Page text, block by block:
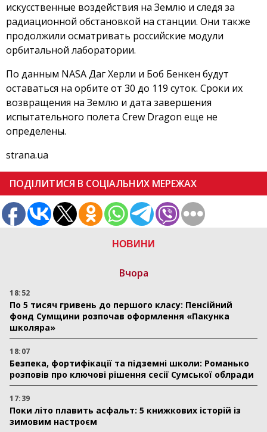
НОВИНИ
Вчора
18:52
По 5 тисяч гривень до першого класу: Пенсійний
фонд Сумщини розпочав оформлення «Пакунка
школяра»
18:07
Безпека, фортифікації та підземні школи: Романько
розповів про ключові рішення сесії Сумської облради
17:39
Поки літо плавить асфальт: 5 книжкових історій із
зимовим настроєм
искусственные воздействия на Землю и следя за
радиационной обстановкой на станции. Они также
продолжили осматривать российские модули
орбитальной лаборатории.
По данным NASA Даг Херли и Боб Бенкен будут
оставаться на орбите от 30 до 119 суток. Сроки их
возвращения на Землю и дата завершения
испытательного полета Crew Dragon еще не
определены.
strana.ua
ПОДІЛИТИСЯ В СОЦІАЛЬНИХ МЕРЕЖАХ